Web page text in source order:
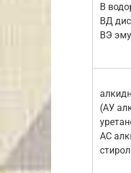
В
ВД
ВЭ
(АУ
АС